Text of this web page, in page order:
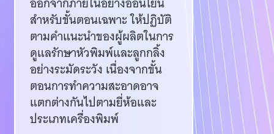
สำหรับขั้นตอนเฉพาะ ให้ปฏิบัติ
ตามคำแนะนำของผู้ผลิตในการ
ดูแลรักษาหัวพิมพ์และลูกกลิ้ง
อย่างระมัดระวัง เนื่องจากขั้น
ตอนการทำความสะอาดอาจ
แตกต่างกันไปตามยี่ห้อและ
ประเภทเครื่องพิมพ์